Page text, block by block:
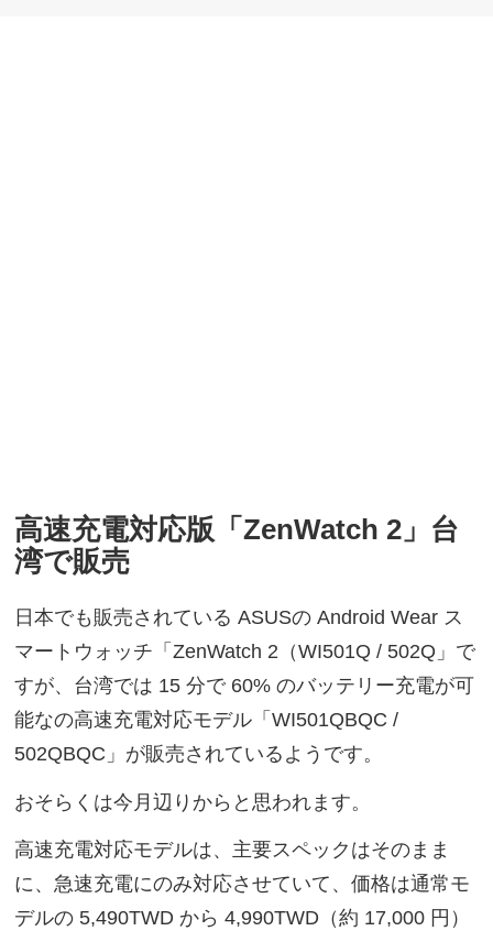
高速充電対応版「ZenWatch 2」台
湾で販売
日本でも販売されている ASUSの Android Wear ス
マートウォッチ「ZenWatch 2（WI501Q / 502Q」で
すが、台湾では 15 分で 60% のバッテリー充電が可
能なの高速充電対応モデル「WI501QBQC /
502QBQC」が販売されているようです。
おそらくは今月辺りからと思われます。
高速充電対応モデルは、主要スペックはそのまま
に、急速充電にのみ対応させていて、価格は通常モ
デルの 5,490TWD から 4,990TWD（約 17,000 円）